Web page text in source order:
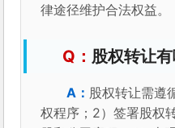
律途径维护合法权益。
股权转让
股权转让需遵
权程序；2）签署股权